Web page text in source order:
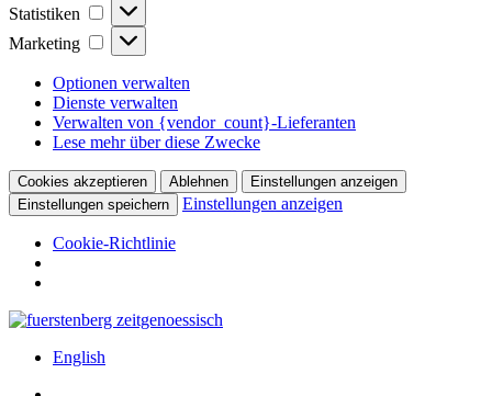
Statistiken Statistiken
Marketing Marketing
Optionen verwalten
Dienste verwalten
Verwalten von {vendor_count}-Lieferanten
Lese mehr über diese Zwecke
Cookies akzeptieren Ablehnen
Einstellungen anzeigen
Einstellungen speichern
Einstellungen anzeigen
Cookie-Richtlinie
Skip
main
Menu
English